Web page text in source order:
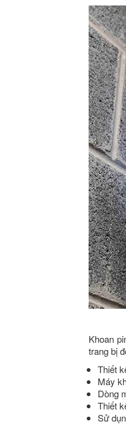
Khoan
trang bị
Thiết
Máy
Dòng
Thiết
Sử